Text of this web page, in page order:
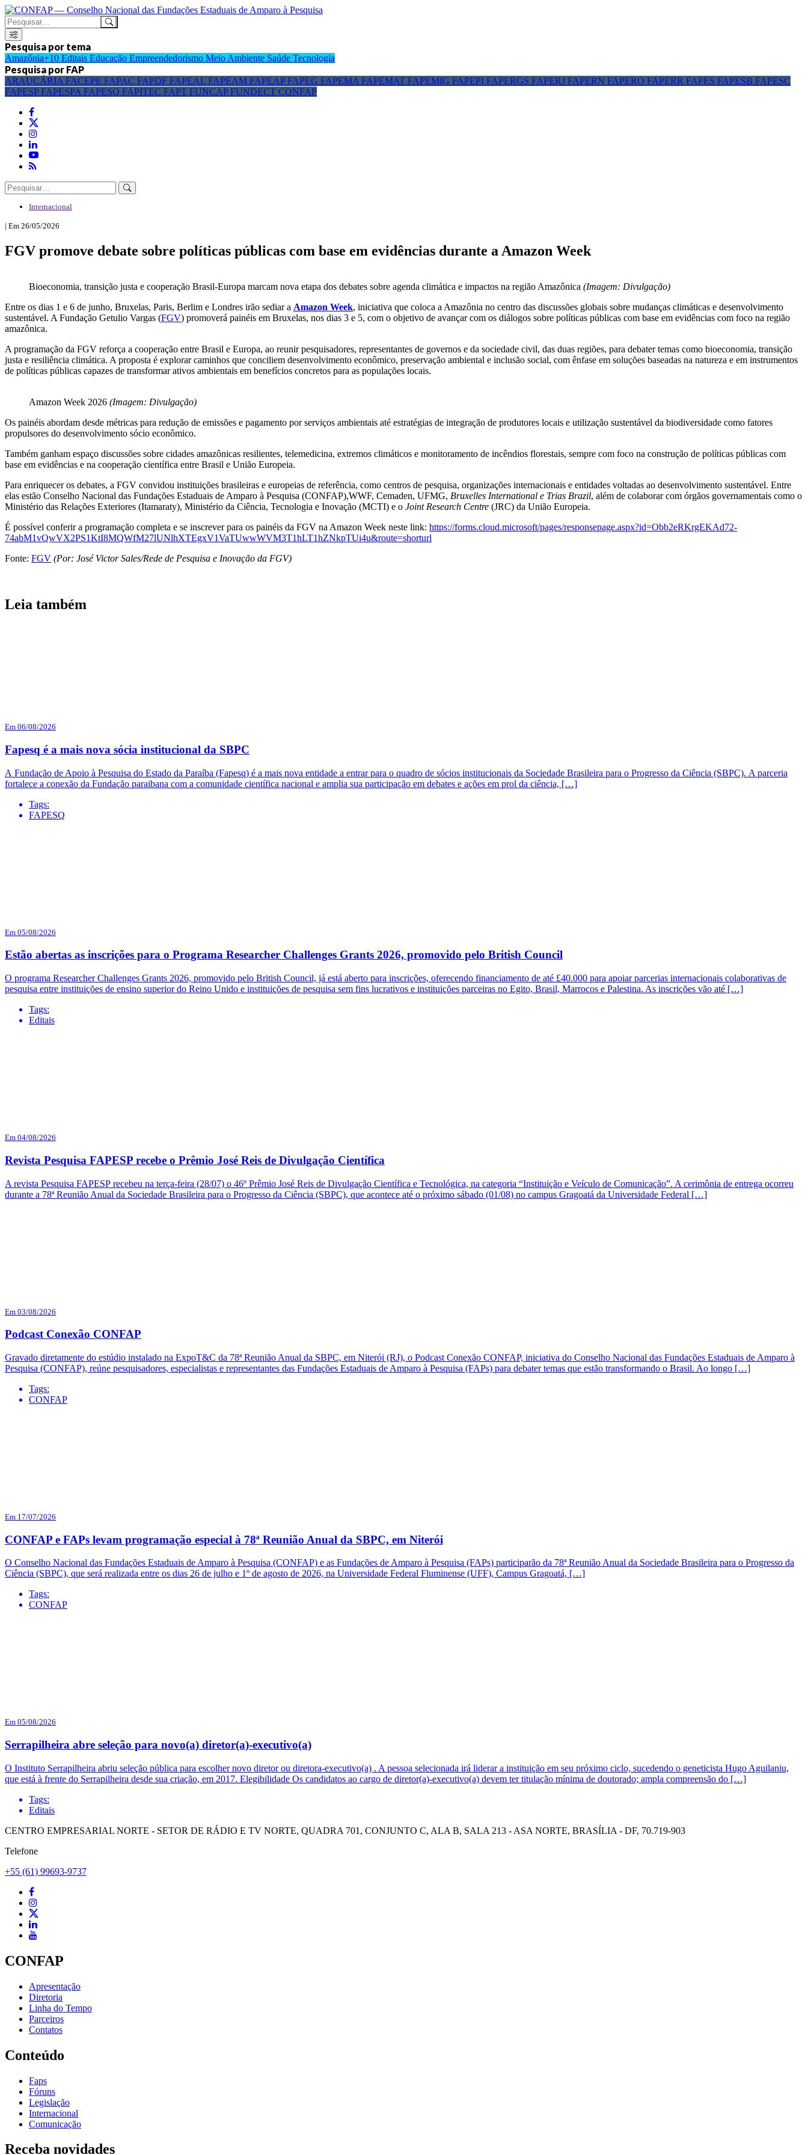
Pesquisa por tema
Amazônia+10 Editais Educação Empreendedorismo Meio Ambiente Saúde Tecnologia
Pesquisa por FAP
ARAUCÁRIA FACEPE FAPAC FAPDF FAPEAL FAPEAM FAPEAPFAPEG FAPEMA FAPEMAT FAPEMIG FAPEPI FAPERGS FAPERJ FAPERN FAPERO FAPERR FAPES FAPESB FAPESC
FAPESPFAPESPA FAPESQ FAPITEC FAPT FUNCAPFUNDECT CONFAP
Internacional
| Em 26/05/2026
FGV promove debate sobre políticas públicas com base em evidências durante a Amazon Week
Bioeconomia, transição justa e cooperação Brasil-Europa marcam nova etapa dos debates sobre agenda climática e impactos na região Amazônica (Imagem: Divulgação)
Entre os dias 1 e 6 de junho, Bruxelas, Paris, Berlim e Londres irão sediar a Amazon Week, iniciativa que coloca a Amazônia no centro das discussões globais sobre mudanças climáticas e desenvolvimento
sustentável. A Fundação Getulio Vargas (FGV) promoverá painéis em Bruxelas, nos dias 3 e 5, com o objetivo de avançar com os diálogos sobre políticas públicas com base em evidências com foco na região
amazônica.
A programação da FGV reforça a cooperação entre Brasil e Europa, ao reunir pesquisadores, representantes de governos e da sociedade civil, das duas regiões, para debater temas como bioeconomia, transição
justa e resiliência climática. A proposta é explorar caminhos que conciliem desenvolvimento econômico, preservação ambiental e inclusão social, com ênfase em soluções baseadas na natureza e em instrumentos
de políticas públicas capazes de transformar ativos ambientais em benefícios concretos para as populações locais.
Amazon Week 2026 (Imagem: Divulgação)
Os painéis abordam desde métricas para redução de emissões e pagamento por serviços ambientais até estratégias de integração de produtores locais e utilização sustentável da biodiversidade como fatores
propulsores do desenvolvimento sócio econômico.
Também ganham espaço discussões sobre cidades amazônicas resilientes, telemedicina, extremos climáticos e monitoramento de incêndios florestais, sempre com foco na construção de políticas públicas com
base em evidências e na cooperação científica entre Brasil e União Europeia.
Para enriquecer os debates, a FGV convidou instituições brasileiras e europeias de referência, como centros de pesquisa, organizações internacionais e entidades voltadas ao desenvolvimento sustentável. Entre
elas estão Conselho Nacional das Fundações Estaduais de Amparo à Pesquisa (CONFAP),WWF, Cemaden, UFMG, Bruxelles International e Trias Brazil, além de colaborar com órgãos governamentais como o
Ministério das Relações Exteriores (Itamaraty), Ministério da Ciência, Tecnologia e Inovação (MCTI) e o Joint Research Centre (JRC) da União Europeia.
É possível conferir a programação completa e se inscrever para os painéis da FGV na Amazon Week neste link: https://forms.cloud.microsoft/pages/responsepage.aspx?id=Obb2eRKrgEKAd72-
74abM1vQwVX2PS1KtI8MQWfM27lUNlhXTEgxV1VaTUwwWVM3T1hLT1hZNkpTUi4u&route=shorturl
Fonte: FGV (Por: José Victor Sales/Rede de Pesquisa e Inovação da FGV)
Leia também
Em 06/08/2026
Fapesq é a mais nova sócia institucional da SBPC
A Fundação de Apoio à Pesquisa do Estado da Paraíba (Fapesq) é a mais nova entidade a entrar para o quadro de sócios institucionais da Sociedade Brasileira para o Progresso da Ciência (SBPC). A parceria
fortalece a conexão da Fundação paraibana com a comunidade científica nacional e amplia sua participação em debates e ações em prol da ciência, […]
Tags:
FAPESQ
Em 05/08/2026
Estão abertas as inscrições para o Programa Researcher Challenges Grants 2026, promovido pelo British Council
O programa Researcher Challenges Grants 2026, promovido pelo British Council, já está aberto para inscrições, oferecendo financiamento de até £40.000 para apoiar parcerias internacionais colaborativas de
pesquisa entre instituições de ensino superior do Reino Unido e instituições de pesquisa sem fins lucrativos e instituições parceiras no Egito, Brasil, Marrocos e Palestina. As inscrições vão até […]
Tags:
Editais
Em 04/08/2026
Revista Pesquisa FAPESP recebe o Prêmio José Reis de Divulgação Científica
A revista Pesquisa FAPESP recebeu na terça-feira (28/07) o 46º Prêmio José Reis de Divulgação Científica e Tecnológica, na categoria “Instituição e Veículo de Comunicação”. A cerimônia de entrega ocorreu
durante a 78ª Reunião Anual da Sociedade Brasileira para o Progresso da Ciência (SBPC), que acontece até o próximo sábado (01/08) no campus Gragoatá da Universidade Federal […]
Em 03/08/2026
Podcast Conexão CONFAP
Gravado diretamente do estúdio instalado na ExpoT&C da 78ª Reunião Anual da SBPC, em Niterói (RJ), o Podcast Conexão CONFAP, iniciativa do Conselho Nacional das Fundações Estaduais de Amparo à
Pesquisa (CONFAP), reúne pesquisadores, especialistas e representantes das Fundações Estaduais de Amparo à Pesquisa (FAPs) para debater temas que estão transformando o Brasil. Ao longo […]
Tags:
CONFAP
Em 17/07/2026
CONFAP e FAPs levam programação especial à 78ª Reunião Anual da SBPC, em Niterói
O Conselho Nacional das Fundações Estaduais de Amparo à Pesquisa (CONFAP) e as Fundações de Amparo à Pesquisa (FAPs) participarão da 78ª Reunião Anual da Sociedade Brasileira para o Progresso da
Ciência (SBPC), que será realizada entre os dias 26 de julho e 1º de agosto de 2026, na Universidade Federal Fluminense (UFF), Campus Gragoatá, […]
Tags:
CONFAP
Em 05/08/2026
Serrapilheira abre seleção para novo(a) diretor(a)-executivo(a)
O Instituto Serrapilheira abriu seleção pública para escolher novo diretor ou diretora-executivo(a) . A pessoa selecionada irá liderar a instituição em seu próximo ciclo, sucedendo o geneticista Hugo Aguilaniu,
que está à frente do Serrapilheira desde sua criação, em 2017. Elegibilidade Os candidatos ao cargo de diretor(a)-executivo(a) devem ter titulação mínima de doutorado; ampla compreensão do […]
Tags:
Editais
CENTRO EMPRESARIAL NORTE - SETOR DE RÁDIO E TV NORTE, QUADRA 701, CONJUNTO C, ALA B, SALA 213 - ASA NORTE, BRASÍLIA - DF, 70.719-903
Telefone
+55 (61) 99693-9737
CONFAP
Apresentação
Diretoria
Linha do Tempo
Parceiros
Contatos
Conteúdo
Faps
Fóruns
Legislação
Internacional
Comunicação
Receba novidades